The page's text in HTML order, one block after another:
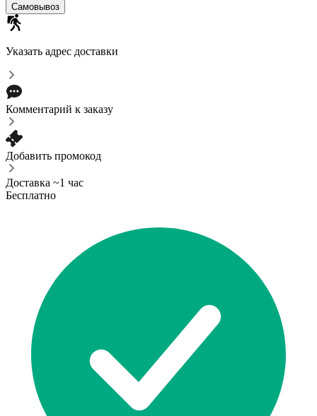
Самовывоз
Указать адрес доставки
Комментарий к заказу
Добавить промокод
Доставка ~1 час
Бесплатно